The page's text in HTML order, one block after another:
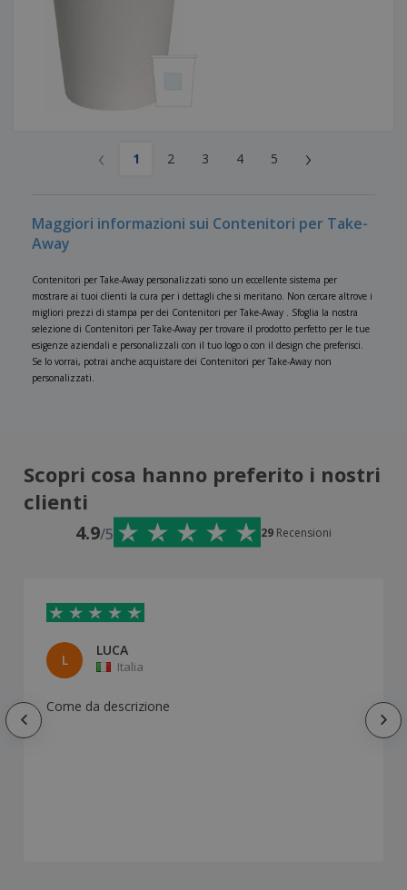
‹ 1 2 3 4 5 ›
Maggiori informazioni sui Contenitori per Take-
Away
Contenitori per Take-Away personalizzati sono un eccellente sistema per
mostrare ai tuoi clienti la cura per i dettagli che si meritano. Non cercare altrove i
migliori prezzi di stampa per dei Contenitori per Take-Away . Sfoglia la nostra
selezione di Contenitori per Take-Away per trovare il prodotto perfetto per le tue
esigenze aziendali e personalizzali con il tuo logo o con il design che preferisci.
Se lo vorrai, potrai anche acquistare dei Contenitori per Take-Away non
personalizzati.
Scopri cosa hanno preferito i nostri
clienti
4.9/5 29 Recensioni
L
LUCA
Italia
Come da descrizione